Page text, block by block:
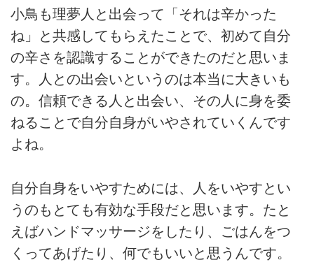
小鳥も理夢人と出会って「それは辛かった
ね」と共感してもらえたことで、初めて自分
の辛さを認識することができたのだと思いま
す。人との出会いというのは本当に大きいも
の。信頼できる人と出会い、その人に身を委
ねることで自分自身がいやされていくんです
よね。
自分自身をいやすためには、人をいやすとい
うのもとても有効な手段だと思います。たと
えばハンドマッサージをしたり、ごはんをつ
くってあげたり、何でもいいと思うんです。